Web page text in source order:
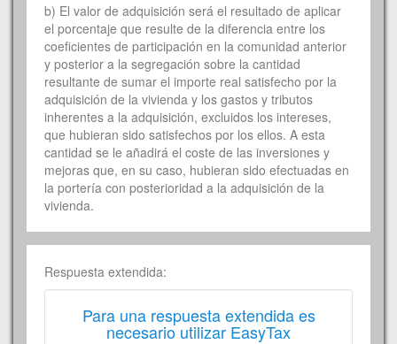
b) El valor de adquisición será el resultado de aplicar
el porcentaje que resulte de la diferencia entre los
coeficientes de participación en la comunidad anterior
y posterior a la segregación sobre la cantidad
resultante de sumar el importe real satisfecho por la
adquisición de la vivienda y los gastos y tributos
inherentes a la adquisición, excluidos los intereses,
que hubieran sido satisfechos por los ellos. A esta
cantidad se le añadirá el coste de las inversiones y
mejoras que, en su caso, hubieran sido efectuadas en
la portería con posterioridad a la adquisición de la
vivienda.
Respuesta extendida:
Para una respuesta extendida es
necesario utilizar EasyTax